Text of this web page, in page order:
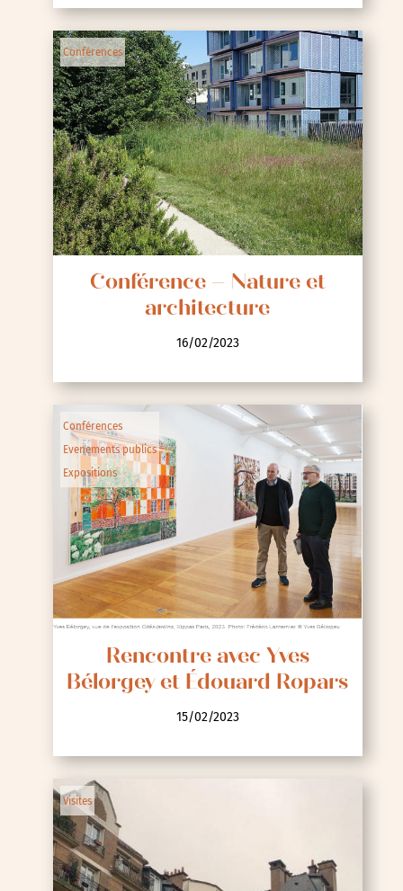
Conférences
Conférence – Nature et
architecture
16/02/2023
Conférences
Evenements publics
Expositions
Rencontre avec Yves
Bélorgey et Édouard Ropars
15/02/2023
Visites